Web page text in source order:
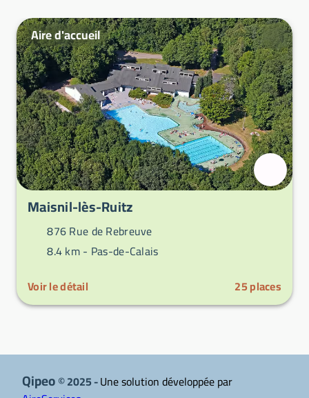
Aire d'accueil
Maisnil-lès-Ruitz
876 Rue de Rebreuve
8.4 km - Pas-de-Calais
Voir le détail
25places
Qipeo© 2025 -Une solution développée par